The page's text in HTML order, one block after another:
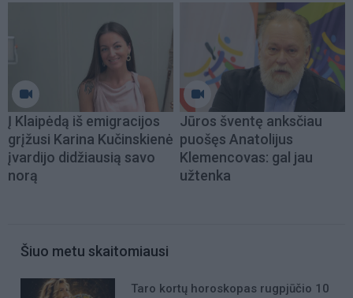
Į Klaipėdą iš emigracijos
grįžusi Karina Kučinskienė
įvardijo didžiausią savo
norą
Jūros šventę anksčiau
puošęs Anatolijus
Klemencovas: gal jau
užtenka
Šiuo metu skaitomiausi
Taro kortų horoskopas rugpjūčio 10